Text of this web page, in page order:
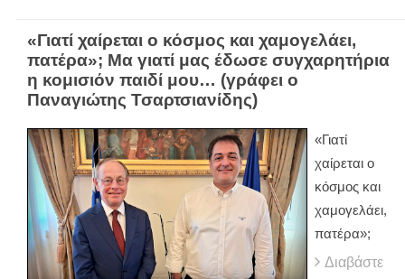
«Γιατί χαίρεται ο κόσμος και χαμογελάει,
πατέρα»; Μα γιατί μας έδωσε συγχαρητήρια
η κομισιόν παιδί μου… (γράφει ο
Παναγιώτης Τσαρτσιανίδης)
«Γιατί
χαίρεται ο
κόσμος και
χαμογελάει,
πατέρα»;
Διαβάστε